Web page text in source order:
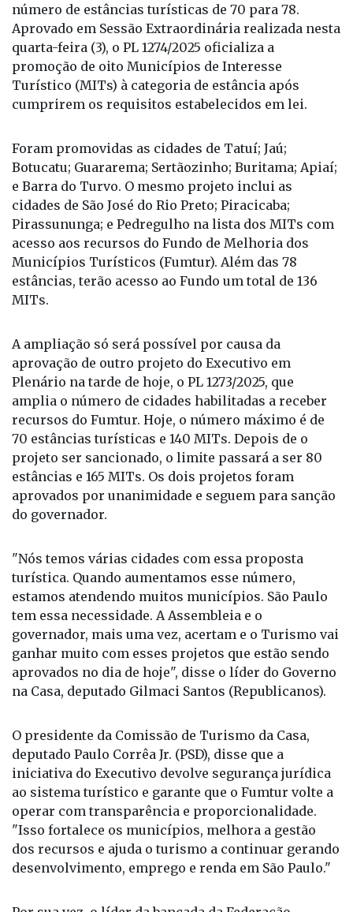
aprovou o projeto do Executivo que aumenta o
número de estâncias turísticas de 70 para 78.
Aprovado em Sessão Extraordinária realizada nesta
quarta-feira (3), o PL 1274/2025 oficializa a
promoção de oito Municípios de Interesse
Turístico (MITs) à categoria de estância após
Foram promovidas as cidades de Tatuí; Jaú;
Botucatu; Guararema; Sertãozinho; Buritama; Apiaí;
e Barra do Turvo. O mesmo projeto inclui as
cidades de São José do Rio Preto; Piracicaba;
Pirassununga; e Pedregulho na lista dos MITs com
acesso aos recursos do Fundo de Melhoria dos
Municípios Turísticos (Fumtur). Além das 78
estâncias, terão acesso ao Fundo um total de 136
A ampliação só será possível por causa da
aprovação de outro projeto do Executivo em
Plenário na tarde de hoje, o PL 1273/2025, que
amplia o número de cidades habilitadas a receber
recursos do Fumtur. Hoje, o número máximo é de
70 estâncias turísticas e 140 MITs. Depois de o
projeto ser sancionado, o limite passará a ser 80
estâncias e 165 MITs. Os dois projetos foram
aprovados por unanimidade e seguem para sanção
"Nós temos várias cidades com essa proposta
turística. Quando aumentamos esse número,
estamos atendendo muitos municípios. São Paulo
tem essa necessidade. A Assembleia e o
governador, mais uma vez, acertam e o Turismo vai
ganhar muito com esses projetos que estão sendo
aprovados no dia de hoje", disse o líder do Governo
O presidente da Comissão de Turismo da Casa,
deputado Paulo Corrêa Jr. (PSD), disse que a
iniciativa do Executivo devolve segurança jurídica
ao sistema turístico e garante que o Fumtur volte a
operar com transparência e proporcionalidade.
"Isso fortalece os municípios, melhora a gestão
dos recursos e ajuda o turismo a continuar gerando